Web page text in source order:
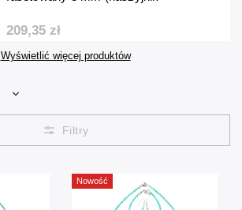
209,35 zł
Wyświetlić więcej produktów
Nowość